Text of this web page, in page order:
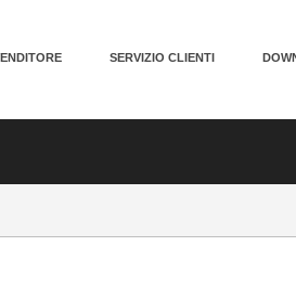
SERVIZIO CLIENTI